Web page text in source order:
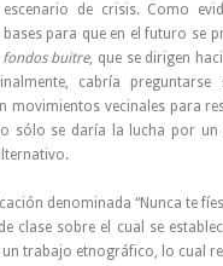
de crisis. Como
para que en el futuro se
fondos buitre, que se dirigen
cabría
movimientos vecinales para
sólo se daría la lucha por
denominada “Nunca te
clase sobre el cual se
trabajo etnográfico, lo cual